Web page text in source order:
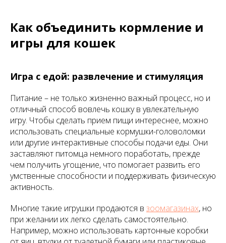
Как объединить кормление и
игры для кошек
Игра с едой: развлечение и стимуляция
Питание – не только жизненно важный процесс, но и
отличный способ вовлечь кошку в увлекательную
игру. Чтобы сделать прием пищи интереснее, можно
использовать специальные кормушки-головоломки
или другие интерактивные способы подачи еды. Они
заставляют питомца немного поработать, прежде
чем получить угощение, что помогает развить его
умственные способности и поддерживать физическую
активность.
Многие такие игрушки продаются в зоомагазинах, но
при желании их легко сделать самостоятельно.
Например, можно использовать картонные коробки